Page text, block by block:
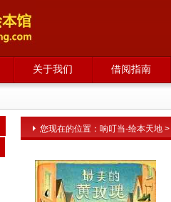
关于我们 借阅指南
您现在的位置： 响叮当-绘本天地 >